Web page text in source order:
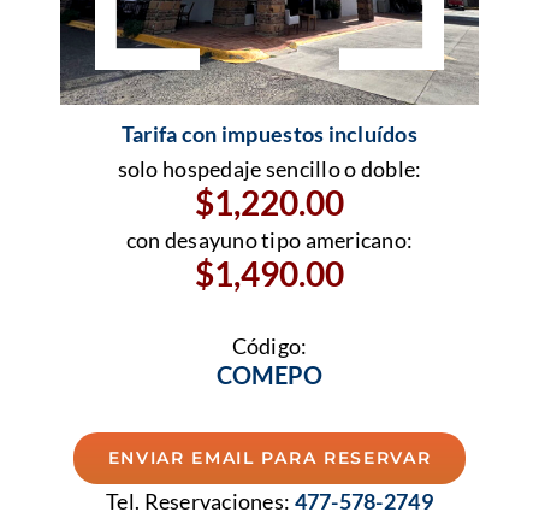
Tarifa con impuestos incluídos
solo hospedaje sencillo o doble:
$1,220.00
con desayuno tipo americano:
$1,490.00
Código:
COMEPO
ENVIAR EMAIL PARA RESERVAR
Tel. Reservaciones: 477-578-2749